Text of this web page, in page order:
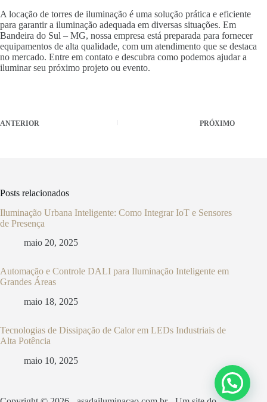
A locação de torres de iluminação é uma solução prática e eficiente
para garantir a iluminação adequada em diversas situações. Em
Bandeira do Sul – MG, nossa empresa está preparada para fornecer
equipamentos de alta qualidade, com um atendimento que se destaca
no mercado. Entre em contato e descubra como podemos ajudar a
iluminar seu próximo projeto ou evento.
ANTERIOR PRÓXIMO
Posts relacionados
Iluminação Urbana Inteligente: Como Integrar IoT e Sensores
de Presença
maio 20, 2025
Automação e Controle DALI para Iluminação Inteligente em
Grandes Áreas
maio 18, 2025
Tecnologias de Dissipação de Calor em LEDs Industriais de
Alta Potência
maio 10, 2025